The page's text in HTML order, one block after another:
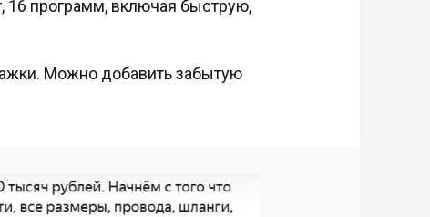
16 программ, включая быструю,
Можно добавить забытую